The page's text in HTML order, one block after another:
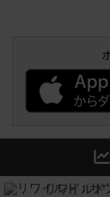
リワイルド